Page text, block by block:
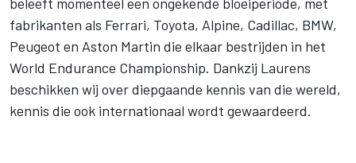
fabrikanten als Ferrari, Toyota, Alpine, Cadillac, BMW,
Peugeot en Aston Martin die elkaar bestrijden in het
World Endurance Championship. Dankzij Laurens
beschikken wij over diepgaande kennis van die wereld,
kennis die ook internationaal wordt gewaardeerd.